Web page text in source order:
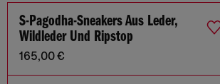
S-Pagodha-Sneakers Aus Leder,
Wildleder Und Ripstop
165,00 €